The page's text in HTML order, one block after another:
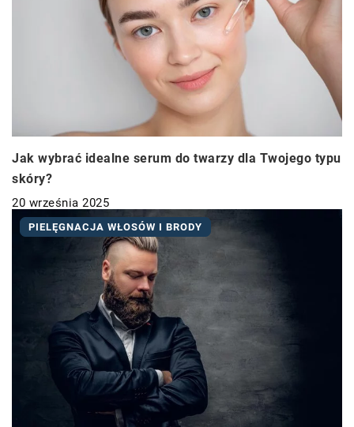
Jak wybrać idealne serum do twarzy dla Twojego typu
skóry?
20 września 2025
PIELĘGNACJA WŁOSÓW I BRODY